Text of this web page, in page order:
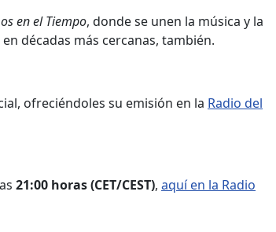
en el Tiempo, donde se unen la música y la
décadas más cercanas, también.
ofreciéndoles su emisión en la Radio del
21:00 horas (CET/CEST), aquí en la Radio